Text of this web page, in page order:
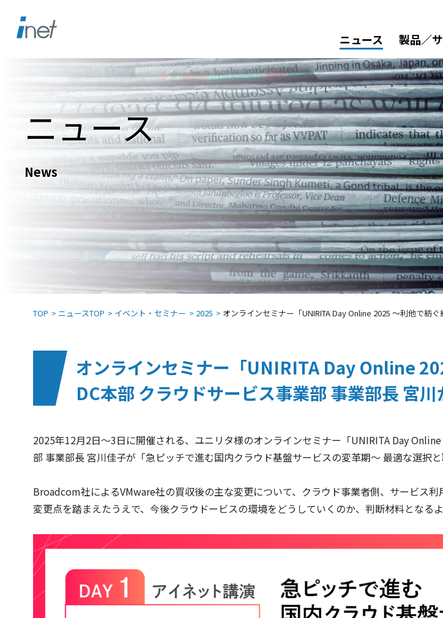
ニュース 製品／
ニュース
News
TOP ニュースTOP イベント・セミナー 2025 オンラインセミナー「UNIRITA Day Online 2025 ～利他で紡
オンラインセミナー「UNIRITA Day Online
DC本部 クラウドサービス事業部 事業部長 宮
2025年12月2日～3日に開催される、ユニリタ様のオンラインセミナー「UNIRITA Day
部 事業部長 宮川佳子が「急ピッチで進む国内クラウド基盤サービスの変革期～ 最適な選択と
Broadcom社によるVMware社の買収後の主な変更について、クラウド事業者側、サービス利
変更点を踏まえたうえで、今後クラウドービスの環境をどうしていくのか、判断材料となる